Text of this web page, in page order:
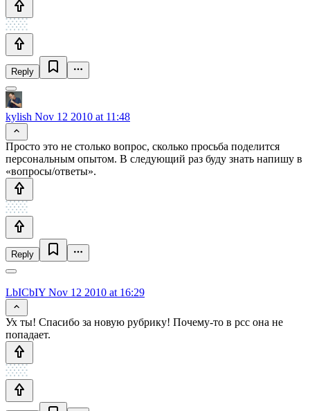
Reply
kylish Nov 12 2010 at 11:48
Просто это не столько вопрос, сколько просьба поделится
персональным опытом. В следующий раз буду знать напишу в
«вопросы/ответы».
Reply
LbICbIY Nov 12 2010 at 16:29
Ух ты! Спасибо за новую рубрику! Почему-то в рсс она не
попадает.